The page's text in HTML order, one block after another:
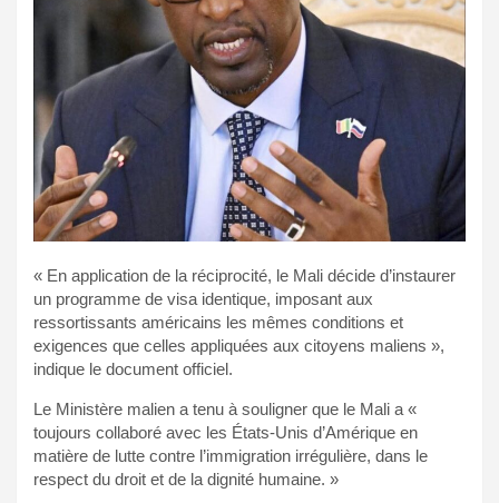
« En application de la réciprocité, le Mali décide d’instaurer
un programme de visa identique, imposant aux
ressortissants américains les mêmes conditions et
exigences que celles appliquées aux citoyens maliens »,
indique le document officiel.
Le Ministère malien a tenu à souligner que le Mali a «
toujours collaboré avec les États-Unis d’Amérique en
matière de lutte contre l’immigration irrégulière, dans le
respect du droit et de la dignité humaine. »